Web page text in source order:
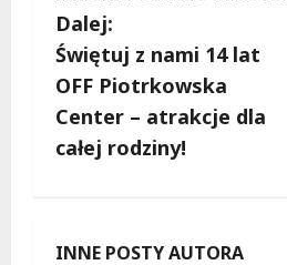
a
c
z
Dalej:
Świętuj z nami 14 lat
OFF Piotrkowska
Center – atrakcje dla
całej rodziny!
INNE POSTY AUTORA